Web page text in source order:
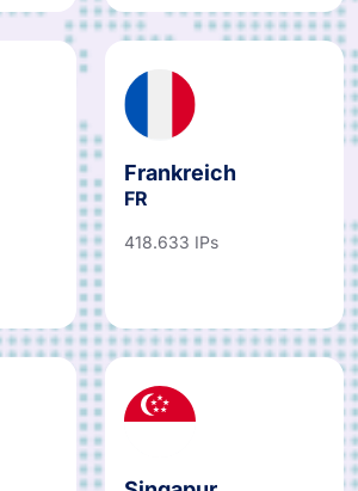
Frankreich
FR
418.633 IPs
Singapur